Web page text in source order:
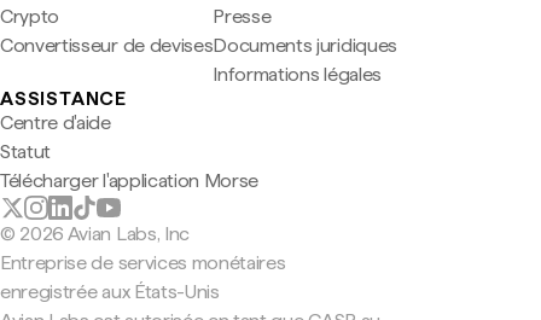
Crypto
Convertisseur de devises
Presse
Documents juridiques
Informations légales
ASSISTANCE
Centre d'aide
Statut
Télécharger l'application Morse
© 2026 Avian Labs, Inc
Entreprise de services monétaires
enregistrée aux États-Unis